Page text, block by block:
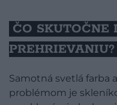
ČO SKUTOČNE
PREHRIEVANIU?
Samotná svetlá farba
problémom je